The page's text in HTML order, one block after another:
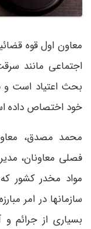
معاون اول قوه
اجتماعی مانند
خود اختصاص داده
محمد مصدق،
فصلی معاونان،
مواد مخدر کشور
سازمانها در امر
بسیاری از جرائم